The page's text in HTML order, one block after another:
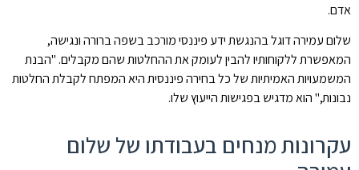
אדם.
שלום עמירה דוגל בהנגשת ידע פיננסי מורכב בשפה ברורה ונגישה,
המאפשרת ללקוחותיו להבין לעומק את ההחלטות שהם מקבלים. "הבנת
המשמעויות האמיתיות של כל בחירה פיננסית היא המפתח לקבלת החלטות
נבונות," הוא מדגיש בפגישות הייעוץ שלו.
עקרונות מנחים בעבודתו של שלום